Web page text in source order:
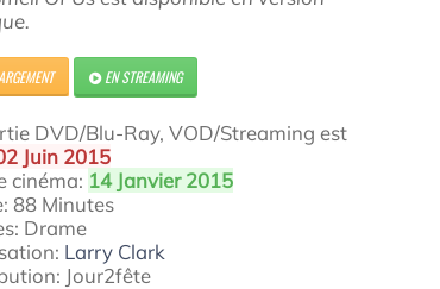
EN STREAMING
DVD/Blu-Ray, VOD/Streaming est
Juin 2015
cinéma: 14 Janvier 2015
88 Minutes
Drame
Larry Clark
Jour2fête